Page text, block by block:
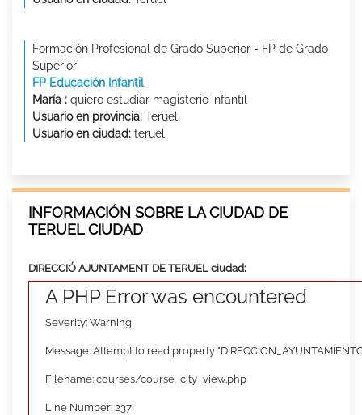
Formación Profesional de Grado Superior - FP de Grado
Superior
FP Educación Infantil
María : quiero estudiar magisterio infantil
Usuario en provincia: Teruel
Usuario en ciudad: teruel
INFORMACIÓN SOBRE LA CIUDAD DE
TERUEL CIUDAD
DIRECCIÓ AJUNTAMENT DE TERUEL ciudad:
A PHP Error was encountered
Severity: Warning
Message: Attempt to read property
Filename: courses/course_city_view.php
Line Number: 237